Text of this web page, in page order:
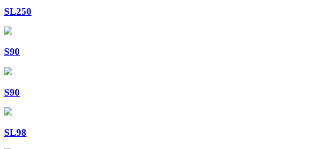
SL250
S90
S90
SL98